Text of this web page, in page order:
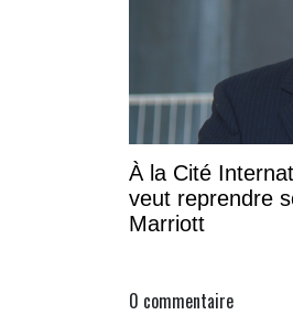
À la Cité
veut reprendre
Marriott
0 commentaire